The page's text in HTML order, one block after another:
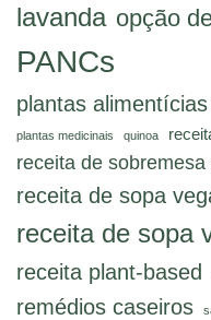
lavanda opção
PANCs
plantas
plantas medicinais quinoa
receita de sobremesa
receita de sopa
receita de sopa
receita plant-based
remédios caseiros